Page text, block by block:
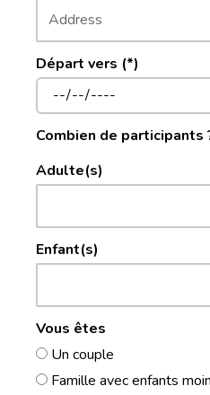
Départ vers (*)
Combien de participants
Adulte(s)
Enfant(s)
Vous êtes
Un couple
Famille avec enfants